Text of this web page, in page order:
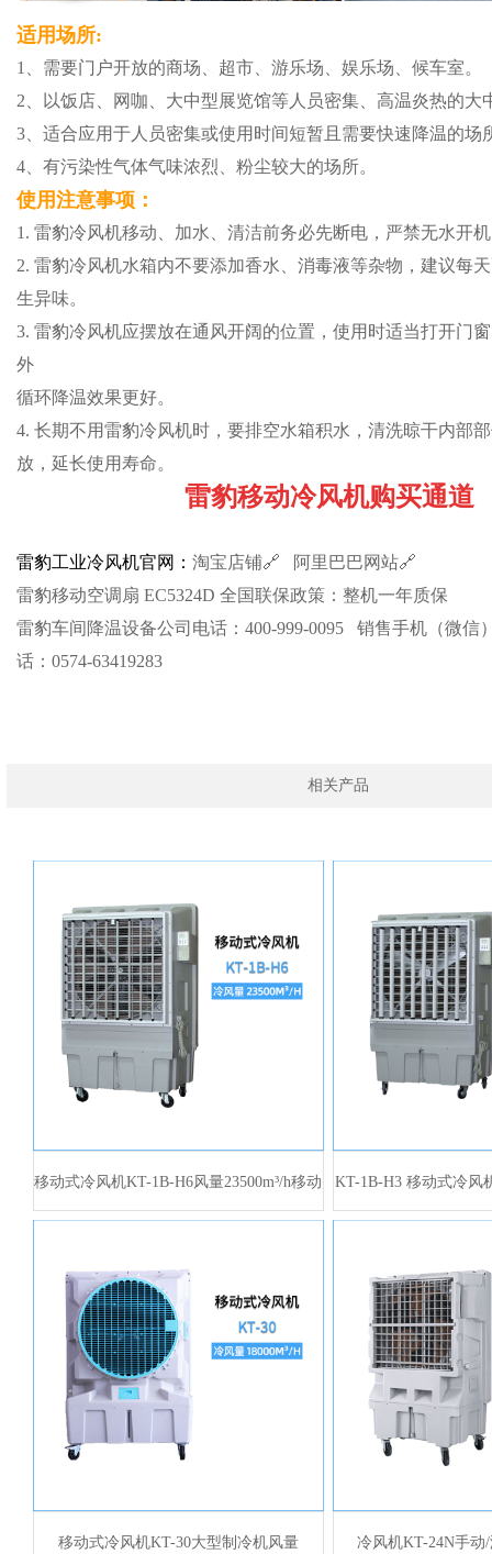
适用场所:
1、需要门户开放的商场、超市、游乐场、娱乐场、候车室。
2、以饭店、网咖、大中型展览馆等人员密集、高温炎热的大
3、适合应用于人员密集或使用时间短暂且需要快速降温的场
4、有污染性气体气味浓烈、粉尘较大的场所。
使用注意事项：
1. 雷豹冷风机移动、加水、清洁前务必先断电，严禁无水开
2. 雷豹冷风机水箱内不要添加香水、消毒液等杂物，建议每
生异味。
3. 雷豹冷风机应摆放在通风开阔的位置，使用时适当打开门
外
循环降温效果更好。
4. 长期不用雷豹冷风机时，要排空水箱积水，清洗晾干内部
放，延长使用寿命。
雷豹移动冷风机购买通道
雷豹工业冷风机官网： 淘宝店铺🔗
阿里巴巴网站🔗
雷豹移动空调扇 EC5324D 全国联保政策：整机一年质保
雷豹车间降温设备公司电话：400-999-0095 销售手机（微信
话：0574-63419283
相关产品
移动式冷风机KT-1B-H6风量23500m³/h移动 KT-1B-H3 移动式冷风
移动式冷风机KT-30大型制冷机风量 冷风机KT-24N手动/